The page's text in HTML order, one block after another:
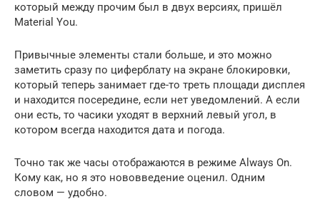
который между прочим был в двух версиях, пришёл
Material You.
Привычные элементы стали больше, и это можно
заметить сразу по циферблату на экране блокировки,
который теперь занимает где-то треть площади дисплея
и находится посередине, если нет уведомлений. А если
они есть, то часики уходят в верхний левый угол, в
котором всегда находится дата и погода.
Точно так же часы отображаются в режиме Always On.
Кому как, но я это нововведение оценил. Одним
словом — удобно.